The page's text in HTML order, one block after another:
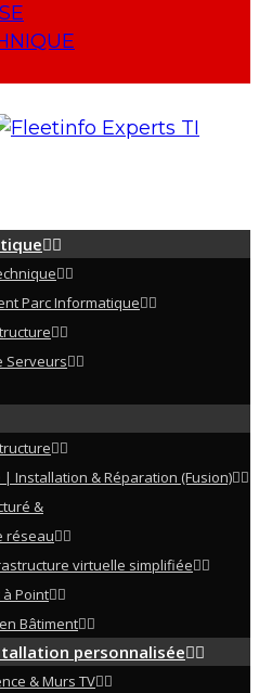
Parc Informatique
Serveurs
| Installation & Réparation (Fusion)
&
réseau
virtuelle simplifiée
Point
Bâtiment
personnalisée
& Murs TV